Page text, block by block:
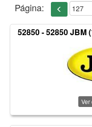
Página:
52850 - 52850 JBM
Ver